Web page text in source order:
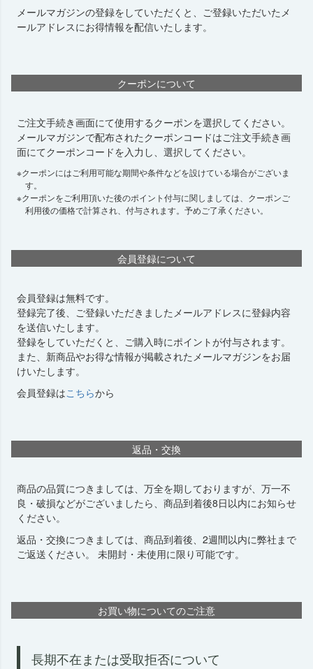
メールマガジンの登録をしていただくと、ご登録いただいたメ
ールアドレスにお得情報を配信いたします。
クーポンについて
ご注文手続き画面にて使用するクーポンを選択してください。
メールマガジンで配布されたクーポンコードはご注文手続き画
面にてクーポンコードを入力し、選択してください。
クーポンにはご利用可能な期間や条件などを設けている場合がございま
す。
クーポンをご利用頂いた後のポイント付与に関しましては、クーポンご
利用後の価格で計算され、付与されます。予めご了承ください。
会員登録について
会員登録は無料です。
登録完了後、ご登録いただきましたメールアドレスに登録内容
を送信いたします。
登録をしていただくと、ご購入時にポイントが付与されます。
また、新商品やお得な情報が掲載されたメールマガジンをお届
けいたします。
会員登録はこちらから
返品・交換
商品の品質につきましては、万全を期しておりますが、万一不
良・破損などがございましたら、商品到着後8日以内にお知らせ
ください。
返品・交換につきましては、商品到着後、2週間以内に弊社まで
ご返送ください。 未開封・未使用に限り可能です。
お買い物についてのご注意
長期不在または受取拒否について